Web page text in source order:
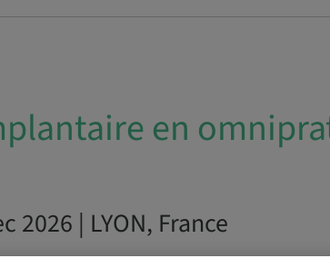
en
2026 | LYON, France